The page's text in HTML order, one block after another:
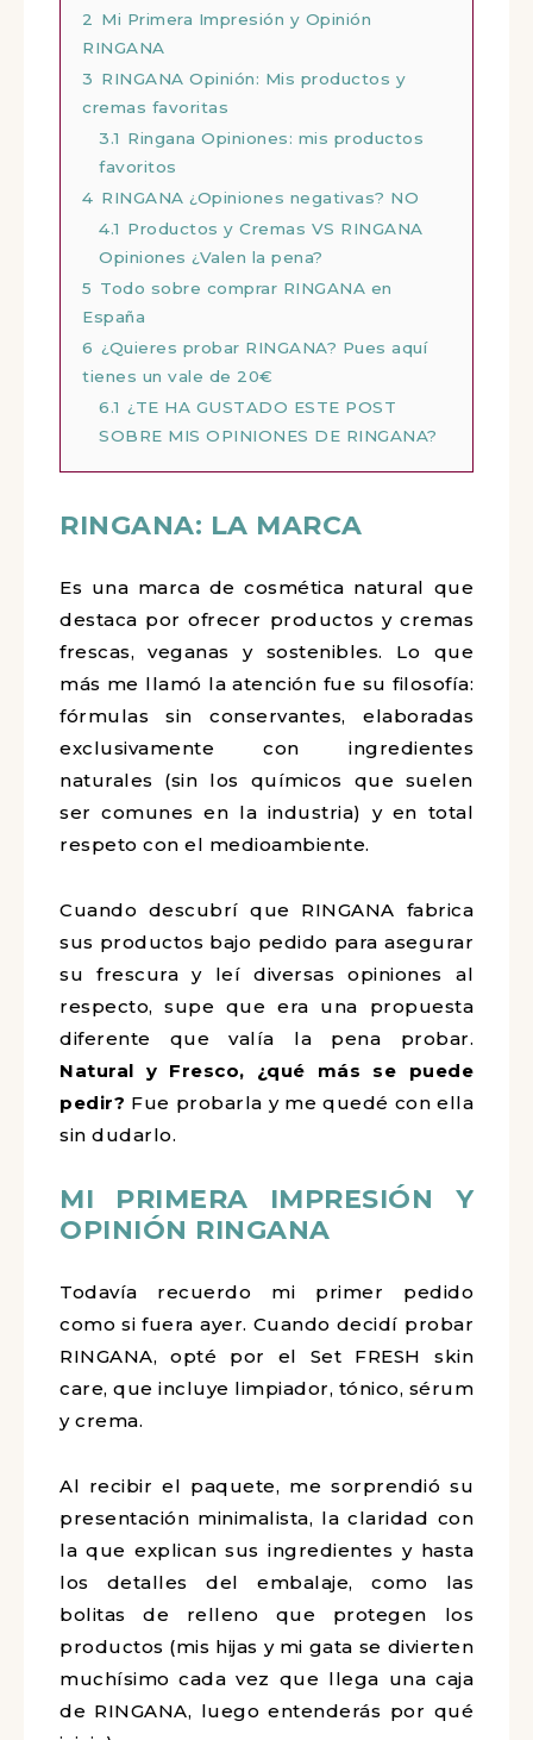
2 Mi Primera Impresión y Opinión
RINGANA
3 RINGANA Opinión: Mis productos y
cremas favoritas
3.1 Ringana Opiniones: mis productos
favoritos
4 RINGANA ¿Opiniones negativas? NO
4.1 Productos y Cremas VS RINGANA
Opiniones ¿Valen la pena?
5 Todo sobre comprar RINGANA en
España
6 ¿Quieres probar RINGANA? Pues aquí
tienes un vale de 20€
6.1 ¿TE HA GUSTADO ESTE POST
SOBRE MIS OPINIONES DE RINGANA?
RINGANA: LA MARCA
Es una marca de cosmética natural que
destaca por ofrecer productos y cremas
frescas, veganas y sostenibles. Lo que
más me llamó la atención fue su filosofía:
fórmulas sin conservantes, elaboradas
exclusivamente con ingredientes
naturales (sin los químicos que suelen
ser comunes en la industria) y en total
respeto con el medioambiente.
Cuando descubrí que RINGANA fabrica
sus productos bajo pedido para asegurar
su frescura y leí diversas opiniones al
respecto, supe que era una propuesta
diferente que valía la pena probar.
Natural y Fresco, ¿qué más se puede
pedir? Fue probarla y me quedé con ella
sin dudarlo.
MI PRIMERA IMPRESIÓN Y
OPINIÓN RINGANA
Todavía recuerdo mi primer pedido
como si fuera ayer. Cuando decidí probar
RINGANA, opté por el Set FRESH skin
care, que incluye limpiador, tónico, sérum
y crema.
Al recibir el paquete, me sorprendió su
presentación minimalista, la claridad con
la que explican sus ingredientes y hasta
los detalles del embalaje, como las
bolitas de relleno que protegen los
productos (mis hijas y mi gata se divierten
muchísimo cada vez que llega una caja
de RINGANA, luego entenderás por qué